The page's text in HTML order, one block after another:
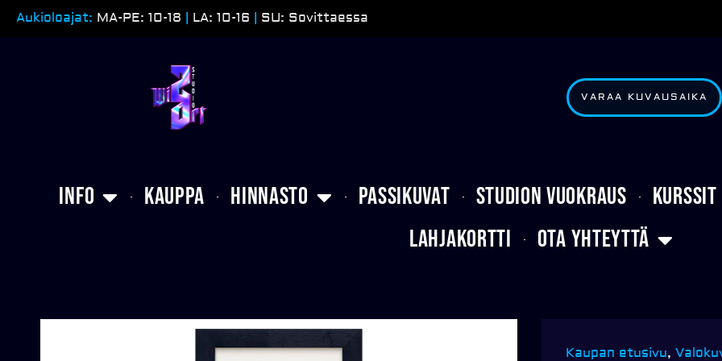
Siirry
Aukioloajat: MA-PE: 10-18 LA: 10-16 SU: Sovittaessa
VARAA KUVAUSAIKA
Info Kauppa Hinnasto Passikuvat Studion vuokraus Kurssit
Lahjakortti
Ota yhteyttä
Kaupan etusivu,